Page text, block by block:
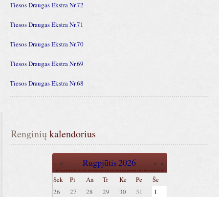
Tiesos Draugas Ekstra Nr.72
Tiesos Draugas Ekstra Nr.71
Tiesos Draugas Ekstra Nr.70
Tiesos Draugas Ekstra Nr.69
Tiesos Draugas Ekstra Nr.68
Renginių kalendorius
« < Rugpjūtis2026 > »
Sek
Pi An Tr Ke Pe
Še
26
27 28 29 30 31
1